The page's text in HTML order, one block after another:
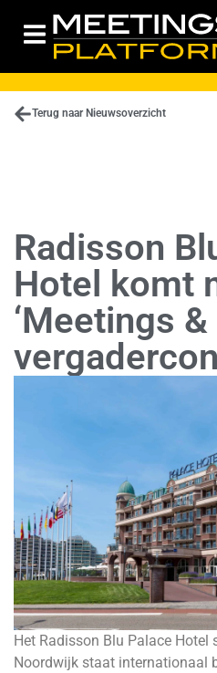
Terug naar Nieuwsoverzicht
Radisson
Hotel komt
‘Meetings &
Het Radisson Blu Palace Hotel
Noordwijk staat internationaal